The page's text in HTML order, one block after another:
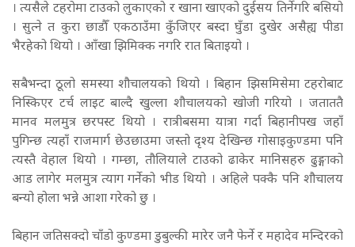
। त्यसैले टहरोमा टाउको लुकाएको र खाना खाएको दुईसय तिर्नेगरि बसियो
। सुत्ने त कुरा छाडौँ एकठाउँमा कुँजिएर बस्दा घुँडा दुखेर असैह्य पीडा
भैरहेको थियो । आँखा झिमिक्क नगरि रात बिताइयो ।
सबैभन्दा ठूलो समस्या शौचालयको थियो । बिहान झिसमिसेमा टहरोबाट
निस्किएर टर्च लाइट बाल्दै खुल्ला शौचालयको खोजी गरियो । जताततै
मानव मलमुत्र छरपस्ट थियो । रात्रीबसमा यात्रा गर्दा बिहानीपख जहाँ
पुगिन्छ त्यहाँ राजमार्ग छेउछाउमा जस्तो दृश्य देखिन्छ गोसाइकुण्डमा पनि
त्यस्तै वेहाल थियो । गम्छा, तौलियाले टाउको ढाकेर मानिसहरु ढुङ्गाको
आड लागेर मलमुत्र त्याग गर्नेको भीड थियो । अहिले पक्कै पनि शौचालय
बन्यो होला भन्ने आशा गरेको छु ।
बिहान जतिसक्दो चाँडो कुण्डमा डुबुल्की मारेर जनै फेर्ने र महादेव मन्दिरको